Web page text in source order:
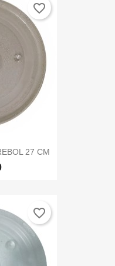
27 CM
favorite_border
favorite_border